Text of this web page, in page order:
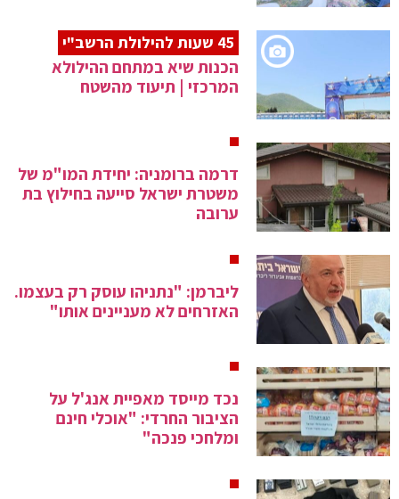
45 שעות להילולת הרשב"י
הכנות שיא במתחם ההילולא
המרכזי | תיעוד מהשטח
דרמה ברומניה: יחידת המו"מ של
משטרת ישראל סייעה בחילוץ בת
ערובה
ליברמן: "נתניהו עוסק רק בעצמו.
האזרחים לא מעניינים אותו"
נכד מייסד מאפיית אנג'ל על
הציבור החרדי: "אוכלי חינם
ומלחכי פנכה"